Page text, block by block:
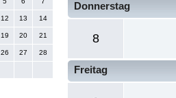
12 13 14
19 20 21
26 27 28
Donnerstag
8
Freitag